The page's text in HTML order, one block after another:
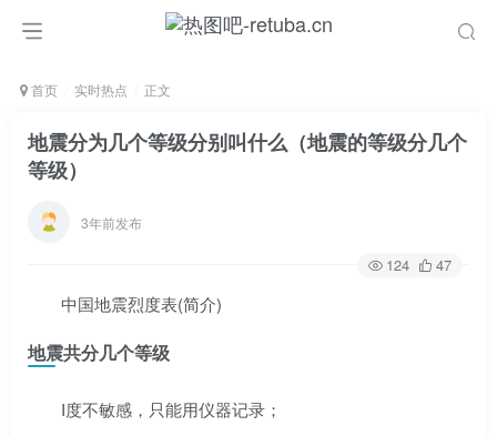
首页 实时热点 正文
地震分为几个等级分别叫什么（地震的等级分几个
等级）
3年前发布
124 47
中国地震烈度表(简介)
地震共分几个等级
I度不敏感，只能用仪器记录；